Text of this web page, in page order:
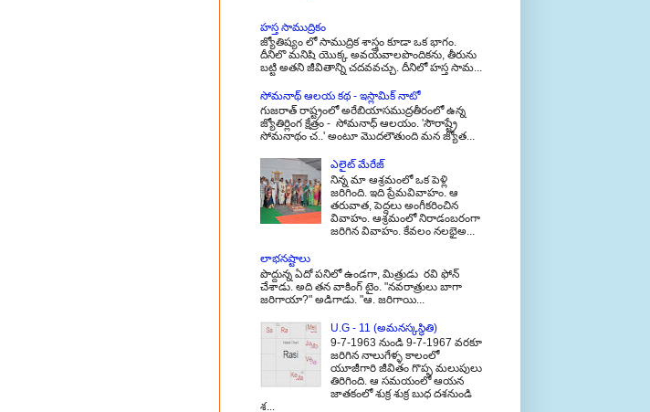
జ్యోతిష్యం లో సాముద్రిక శాస్త్రం కూడా ఒక భాగం.
దీనిలొ మనిషి యొక్క అవయవాలపొందికను, తీరును
బట్టి అతని జీవితాన్ని చదవవచ్చు. దీనిలో హస్త సామ...
సోమనాథ్ ఆలయ కథ - ఇస్లామిక్ నాటో
గుజరాత్ రాష్ట్రంలో అరేబియాసముద్రతీరంలో ఉన్న
జ్యోతిర్లింగ క్షేత్రం - సోమనాధ్ ఆలయం. 'సౌరాష్ట్రే
సోమనాథం చ..' అంటూ మొదలౌతుంది మన జ్యోత...
నిన్న మా ఆశ్రమంలో ఒక పెళ్లి
జరిగింది. ఇది ప్రేమవివాహం. ఆ
తరువాత, పెద్దలు అంగీకరించిన
వివాహం. ఆశ్రమంలో నిరాడంబరంగా
జరిగిన వివాహం. కేవలం నలభైఅ...
పొద్దున్న ఏదో పనిలో ఉండగా, మిత్రుడు రవి ఫోన్
చేశాడు. అది తన వాకింగ్ టైం. "నవరాత్రులు బాగా
జరిగాయా?" అడిగాడు. "ఆ. జరిగాయి...
9-7-1963 నుండి 9-7-1967 వరకూ
జరిగిన నాలుగేళ్ళ కాలంలో
యూజీగారి జీవితం గొప్ప మలుపులు
తిరిగింది. ఆ సమయంలో ఆయన
జాతకంలో శుక్ర శుక్ర బుధ దశనుండి
శ...